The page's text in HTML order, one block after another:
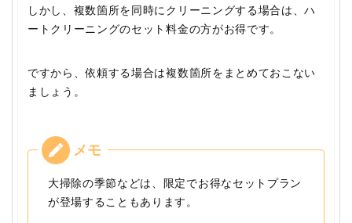
しかし、複数箇所を同時にクリーニングする場合は、ハ
ートクリーニングのセット料金の方がお得です。
ですから、依頼する場合は複数箇所をまとめておこない
ましょう。
大掃除の季節などは、限定でお得なセットプラン
が登場することもあります。